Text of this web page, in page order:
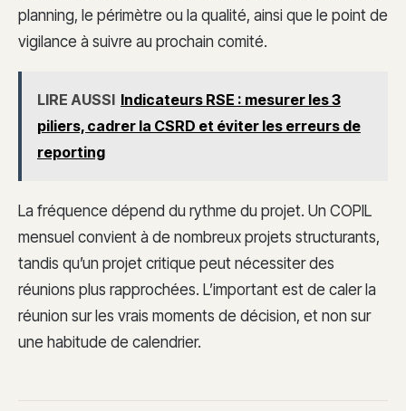
planning, le périmètre ou la qualité, ainsi que le point de
vigilance à suivre au prochain comité.
LIRE AUSSI Indicateurs RSE : mesurer les 3
piliers, cadrer la CSRD et éviter les erreurs de
reporting
La fréquence dépend du rythme du projet. Un COPIL
mensuel convient à de nombreux projets structurants,
tandis qu’un projet critique peut nécessiter des
réunions plus rapprochées. L’important est de caler la
réunion sur les vrais moments de décision, et non sur
une habitude de calendrier.